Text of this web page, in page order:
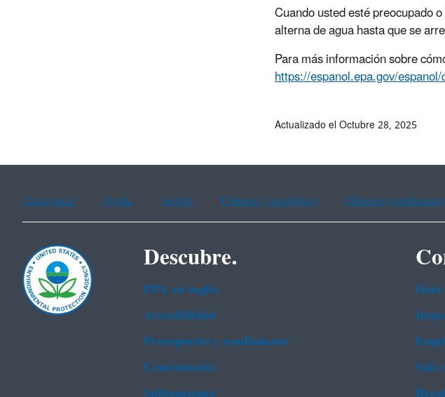
Cuando usted esté preocupado
alterna de agua hasta que se
Para más información sobre
https://espanol.epa.gov/
Actualizado el Octubre 28, 2025
Assistance Ayuda Arabic Chinese (simplified) Chinese (traditional)
Descubre.
EPA en ingl‌és
Accesibilidad
Presupuesto y rendimiento
Contratación
Data
Sala